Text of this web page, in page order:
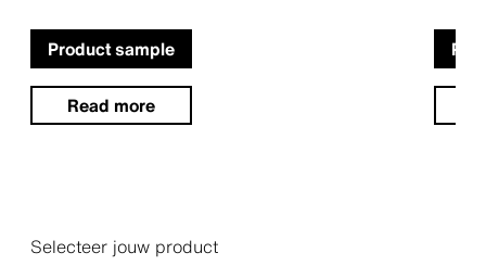
Product sample
Read more
Selecteer jouw product